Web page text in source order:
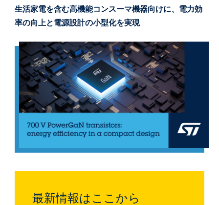
生活家電を含む高機能コンスーマ機器向けに、電力効
率の向上と電源設計の小型化を実現
最新情報はここから